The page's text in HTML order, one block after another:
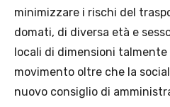
minimizzare i rischi del
domati, di diversa età e
locali di dimensioni
movimento oltre che la
nuovo consiglio di